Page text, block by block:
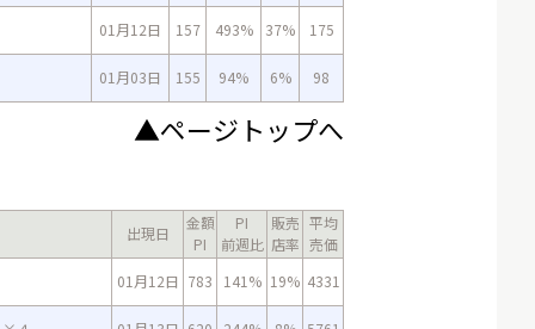
01月12日 157 493% 37% 175
01月03日 155 94% 6% 98
▲ページトップへ
出現日
金額
PI
PI
前週比
販売
店率
平均
売価
01月12日 783 141% 19% 4331